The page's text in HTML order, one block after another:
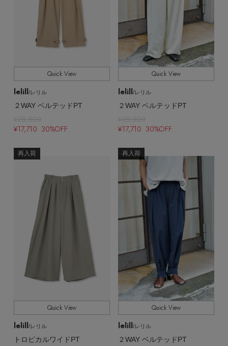
Quick View
lelill/レリル
２WAY ベルテッドPT
¥25,300
¥17,710 30%OFF
Quick View
lelill/レリル
２WAY ベルテッドPT
¥25,300
¥17,710 30%OFF
再入荷
Quick View
lelill/レリル
２WAY ベルテッドPT
再入荷
Quick View
lelill/レリル
トロピカルワイドPT